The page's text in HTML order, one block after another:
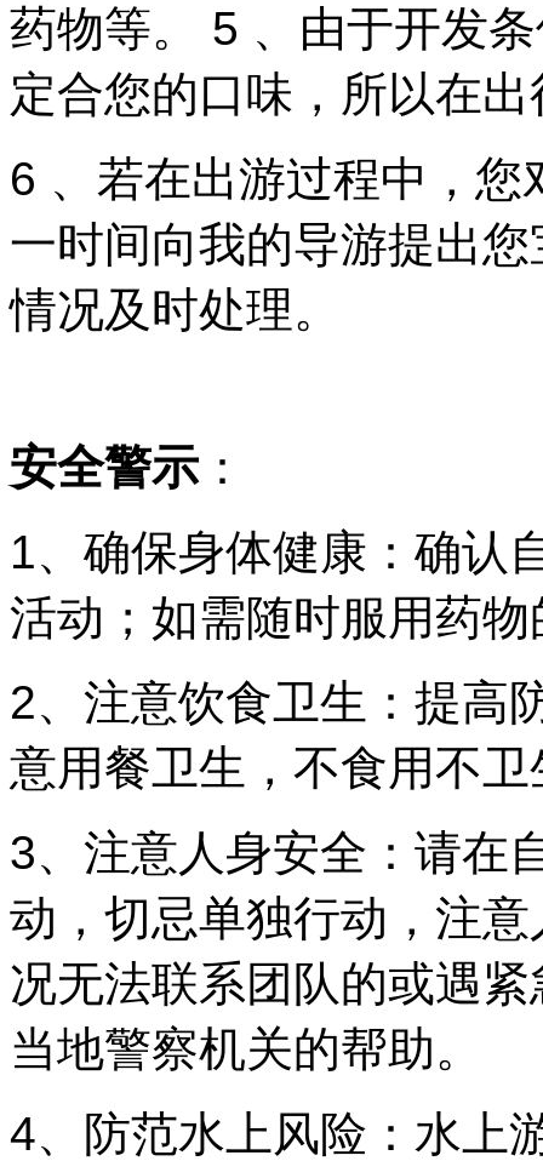
药物等。 5 、由于开发
定合您的口味，所以在
6 、若在出游过程中，
一时间向我的导游提出
情况及时处理。
安全警示：
1、确保身体健康：确认
活动；如需随时服用药
2、注意饮食卫生：提高
意用餐卫生，不食用不
3、注意人身安全：请在
动，切忌单独行动，注
况无法联系团队的或遇
当地警察机关的帮助。
4、防范水上风险：水上